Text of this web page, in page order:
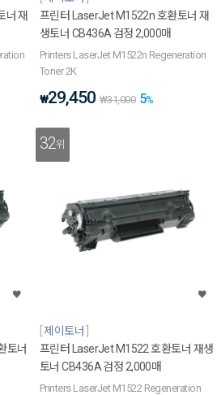
너 재
프린터 LaserJet M1522n 호환토너 재
생토너 CB436A 검정 2,000매
Printers LaserJet M1522n Regeneration
Toner 2K
₩29,450 ₩31,000 5%
토너
32위
제이토너
프린터 LaserJet M1522 호환토너 재생
토너 CB436A 검정 2,000매
Printers LaserJet M1522 Regeneration